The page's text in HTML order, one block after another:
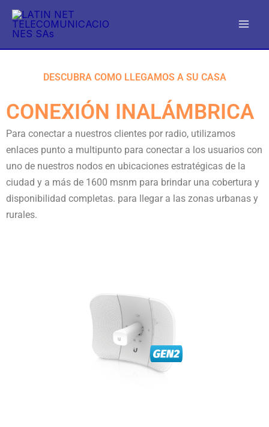
contenido
DESCUBRA COMO LLEGAMOS A SU CASA
CONEXIÓN INALÁMBRICA
Para conectar a nuestros clientes por radio, utilizamos
enlaces punto a multipunto para conectar a los usuarios con
uno de nuestros nodos en ubicaciones estratégicas de la
ciudad y a más de 1600 msnm para brindar una cobertura y
disponibilidad completas. para llegar a las zonas urbanas y
rurales.
En casa de nuestro cliente una antena
receptora/emisora (CPE) con la cual lo conectamos a
la red de Internet, esta conexión se realiza únicamente
si tenemos línea de visión directa con alguno de
nuestros nodos para garantizar la calidad y
continuidad del servicio.